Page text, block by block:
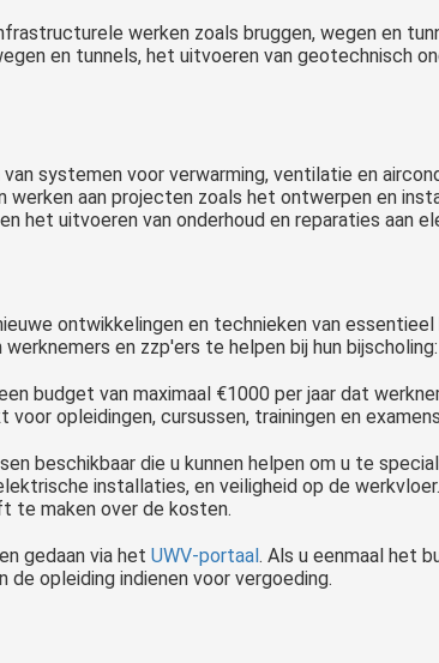
werken zoals bruggen, wegen en
en tunnels, het uitvoeren van geotechnisch
systemen voor verwarming, ventilatie en
aan projecten zoals het ontwerpen en
het uitvoeren van onderhoud en reparaties aan
ontwikkelingen en technieken van
en zzp'ers te helpen bij hun
budget van maximaal €1000 per jaar dat
opleidingen, cursussen, trainingen en
beschikbaar die u kunnen helpen om u te
installaties, en veiligheid op de
te maken over de kosten.
gedaan via het UWV-portaal . Als u eenmaal het
opleiding indienen voor vergoeding.